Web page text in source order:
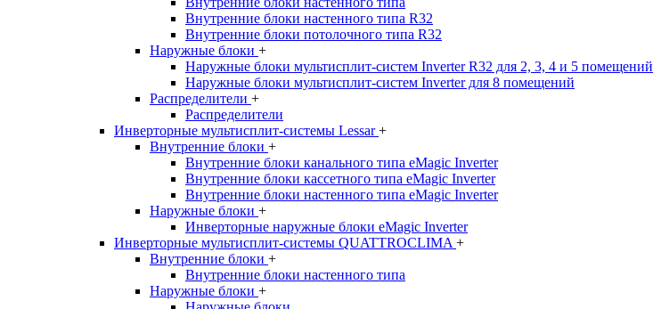
Внутренние блоки настенного типа R32
Внутренние блоки потолочного типа R32
Наружные блоки +
Наружные блоки мультисплит-систем Inverter R32 для 2, 3, 4 и 5 помещений
Наружные блоки мультисплит-систем Inverter для 8 помещений
Распределители +
Распределители
Инверторные мультисплит-системы Lessar+
Внутренние блоки +
Внутренние блоки канального типа eMagic Inverter
Внутренние блоки кассетного типа eMagic Inverter
Внутренние блоки настенного типа eMagic Inverter
Наружные блоки +
Инверторные наружные блоки eMagic Inverter
Инверторные мультисплит-системы QUATTROCLIMA +
Внутренние блоки +
Внутренние блоки настенного типа
Наружные блоки +